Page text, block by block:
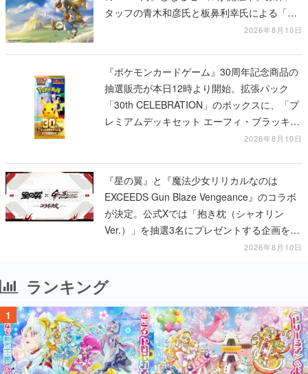
タッフの青木和彦氏と板鼻利幸氏による「ビ
2026年8月10日
『ポケモンカードゲーム』30周年記念商品の
抽選販売が本日12時より開始。拡張パック
「30th CELEBRATION」のボックスに、「プ
レミアムデッキセット エーフィ・ブラッキ
ー」「FUTURISTIC BOX」の計3商品2026年8月10日
『星の翼』と『魔法少女リリカルなのは
EXCEEDS Gun Blaze Vengeance』のコラボ
が決定。公式Xでは「抱き枕（シャオリン
Ver.）」を抽選3名にプレゼントする企画を実
2026年8月10日
ランキング
1